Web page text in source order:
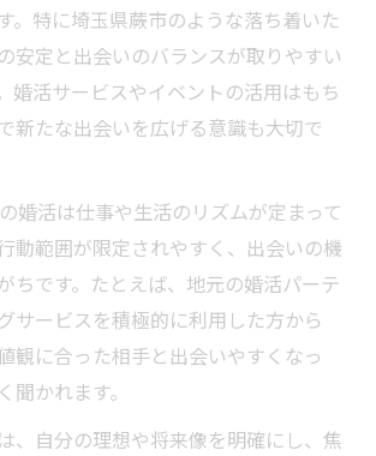
。特に埼玉県蕨市のような落ち着いた
安定と出会いのバランスが取りやすい
婚活サービスやイベントの活用はもち
新たな出会いを広げる意識も大切で
婚活は仕事や生活のリズムが定まって
動範囲が限定されやすく、出会いの機
ちです。たとえば、地元の婚活パーテ
サービスを積極的に利用した方から
観に合った相手と出会いやすくなっ
聞かれます。
、自分の理想や将来像を明確にし、焦